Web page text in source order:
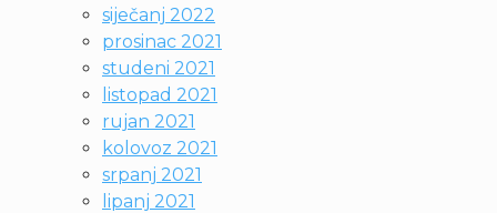
siječanj 2022
prosinac 2021
studeni 2021
listopad 2021
rujan 2021
kolovoz 2021
srpanj 2021
lipanj 2021